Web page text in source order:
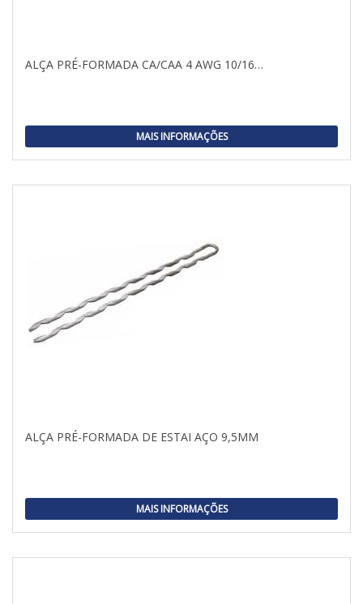
ALÇA PRÉ-FORMADA CA/CAA 4 AWG 10/16…
MAIS INFORMAÇÕES
ALÇA PRÉ-FORMADA DE ESTAI AÇO 9,5MM
MAIS INFORMAÇÕES